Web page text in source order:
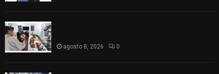
agosto 8, 2026 0